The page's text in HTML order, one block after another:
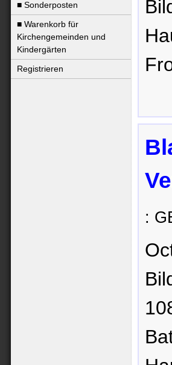
■ Sonderposten
■ Warenkorb für
Kirchengemeinden und
Kindergärten
Registrieren
: